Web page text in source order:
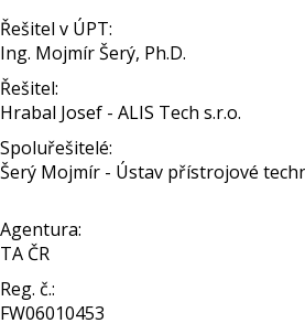
Řešitel v ÚPT:
Ing. Mojmír Šerý, Ph.D.
Řešitel:
Hrabal Josef - ALIS Tech s.r.o.
Spoluřešitelé:
Šerý Mojmír - Ústav přístrojové
Agentura:
TA ČR
Reg. č.:
FW06010453